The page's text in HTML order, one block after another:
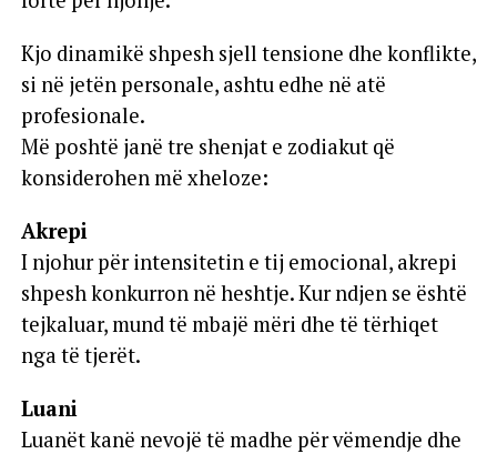
Kjo dinamikë shpesh sjell tensione dhe konflikte,
si në jetën personale, ashtu edhe në atë
profesionale.
Më poshtë janë tre shenjat e zodiakut që
konsiderohen më xheloze:
Akrepi
I njohur për intensitetin e tij emocional, akrepi
shpesh konkurron në heshtje. Kur ndjen se është
tejkaluar, mund të mbajë mëri dhe të tërhiqet
nga të tjerët.
Luani
Luanët kanë nevojë të madhe për vëmendje dhe